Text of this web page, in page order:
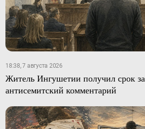
18:38, 7 августа 2026
Житель Ингушетии получил срок за
антисемитский комментарий